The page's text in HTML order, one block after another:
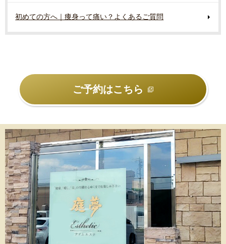
初めての方へ｜痩身って痛い？よくあるご質問
ご予約はこちら